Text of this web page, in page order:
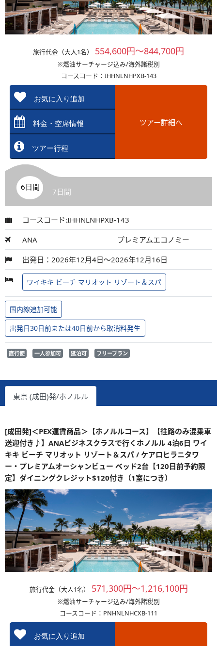
旅行代金（大人1名） 554,600円～844,700円
※燃油サーチャージ込み/海外諸税別
コースコード：IHHNLNHPXB-143
お気に入り追加
料金・空席情報
ツアー行程
ツアー詳細へ
6日間 7日間
コースコード:IHHNLNHPXB-143
ANA プレミアムエコノミー
出発日：2026年12月4日～2026年12月16日
ワイキキ ビーチ マリオット リゾート＆スパ
国内線追加可能
出発日30日前または40日前から取消料発生
直行便 一人参加可 延泊可 フリープラン
東京 (成田)発/ホノルル
[成田発]＜PEX運賃商品＞【ホノルルコース】【往路のみ混乗車
送迎付き♪】ANAビジネスクラスで行くホノルル 4泊6日 ワイ
キキ ビーチ マリオット リゾート＆スパ / ケアロヒラニタワ
ー・プレミアムオーシャンビュー ベッド2台【120日前予約限
定】ダイニングクレジット$120付き（1室につき）
旅行代金（大人1名） 571,300円～1,216,100円
※燃油サーチャージ込み/海外諸税別
コースコード：PNHNLNHCXB-111
お気に入り追加